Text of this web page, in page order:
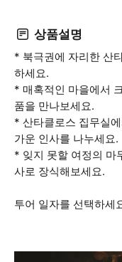
상품설명
* 북극권에 자리한 산
하세요.
* 매혹적인 마을에서
품을 만나보세요.
* 산타클로스 집무실
가운 인사를 나누세요.
* 잊지 못할 여정의 마
사로 장식해보세요.
투어 일자를 선택하세